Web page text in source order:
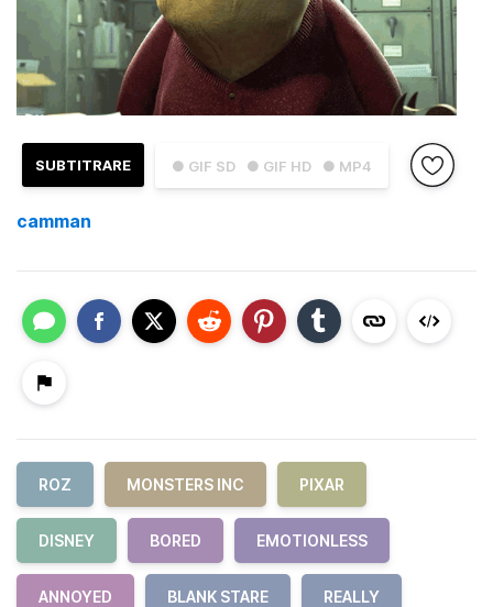
● GIF SD ● GIF HD ● MP4
SUBTITRARE
camman
ROZ MONSTERS INC PIXAR
DISNEY BORED EMOTIONLESS
ANNOYED BLANK STARE REALLY